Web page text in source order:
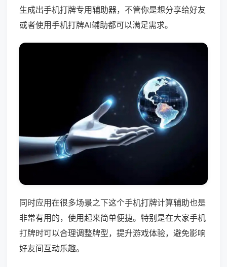
生成出手机打牌专用辅助器，不管你是想分享给好友
或者使用手机打牌AI辅助都可以满足需求。
同时应用在很多场景之下这个手机打牌计算辅助也是
非常有用的，使用起来简单便捷。特别是在大家手机
打牌时可以合理调整牌型，提升游戏体验，避免影响
好友间互动乐趣。